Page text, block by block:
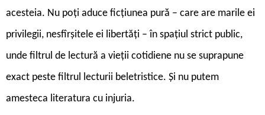
acesteia. Nu poți aduce ficțiunea pură – care are marile ei
privilegii, nesfîrșitele ei libertăți – în spațiul strict public,
unde filtrul de lectură a vieții cotidiene nu se suprapune
exact peste filtrul lecturii beletristice. Și nu putem
amesteca literatura cu injuria.